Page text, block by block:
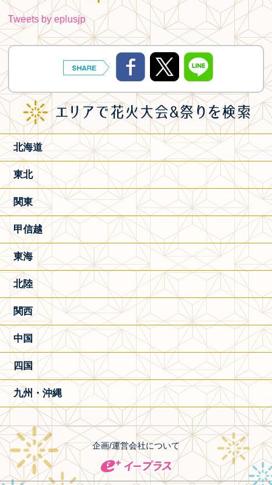
Tweets by eplusjp
北海道
東北
関東
甲信越
東海
北陸
関西
中国
四国
九州・沖縄
企画/運営会社について